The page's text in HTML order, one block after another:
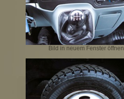
Bild in neuem Fenster öffnen